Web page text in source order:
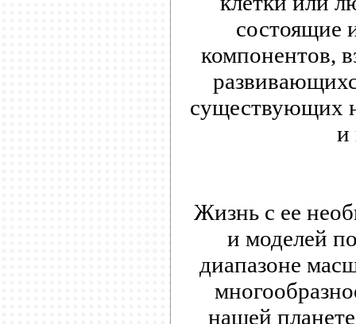
состоящие
компонентов,
существующих
и
Жизнь с ее
и моделей
диапазоне
нашей